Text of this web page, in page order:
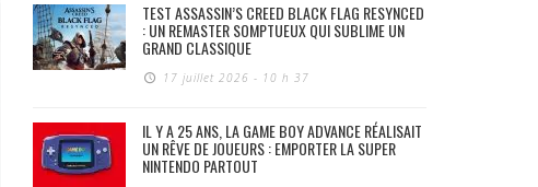
TEST ASSASSIN’S CREED BLACK FLAG RESYNCED
: UN REMASTER SOMPTUEUX QUI SUBLIME UN
GRAND CLASSIQUE
17 juillet 2026 - 10 h 37
IL Y A 25 ANS, LA GAME BOY ADVANCE RÉALISAIT
UN RÊVE DE JOUEURS : EMPORTER LA SUPER
NINTENDO PARTOUT